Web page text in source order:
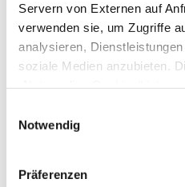
Servern von Externen auf
verwenden sie, um Zugriffe
analysieren,
soziale Medien anzubieten.
Drittländern (USA) mit
Datenschutzniveau
dass diese zu Kontroll- und
anderen missbraucht
Notwendig
Präferenzen
Senioren und Pflege
Finanzielle und